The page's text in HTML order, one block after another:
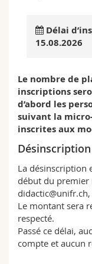
Interfacultaire
Doctorants
Programme
Délai
15.08.2026
Le nombre de
inscriptions
d’abord les
suivant la
inscrites aux
Désinscription
La désinscription
début du
Le montant sera
respecté.
Passé ce délai,
compte et aucun